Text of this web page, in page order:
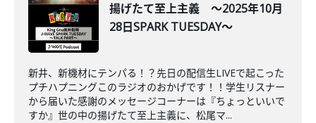
揚げたて至上主義 ～2025年10月
28日SPARK TUESDAY～
新井、新機材にテンパる！？先日の配信生LIVEで起こった
プチハプニングこのラジオのおかげです！！学生リスナー
から届いた感謝のメッセージコーナーは『ちょっといいで
すか』世の中の揚げたて至上主義に、松尾マ...